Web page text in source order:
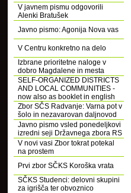
V javnem pismu odgovorili
Alenki Bratušek
Javno pismo: Agonija Nova vas
V Centru konkretno na delo
Izbrane prioritetne naloge v
dobro Magdalene in mesta
SELF-ORGANIZED DISTRICTS
AND LOCAL COMMUNITIES -
now also as booklet in english
Zbor SČS Radvanje: Varna pot v
šolo in nezavarovan daljnovod
Javno pismo vsled ponedeljkovi
izredni seji Državnega zbora RS
V novi vasi Zbor tokrat potekal
na prostem
Prvi zbor SČKS Koroška vrata
SČKS Studenci: delovni skupini
za igrišča ter obvoznico